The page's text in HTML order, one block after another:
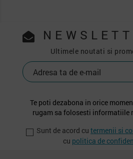
Ultimele noutati si
Te poti dezabona in orice
rugam sa folosesti informatiile
Sunt de acord cu termenii si
cu politica de